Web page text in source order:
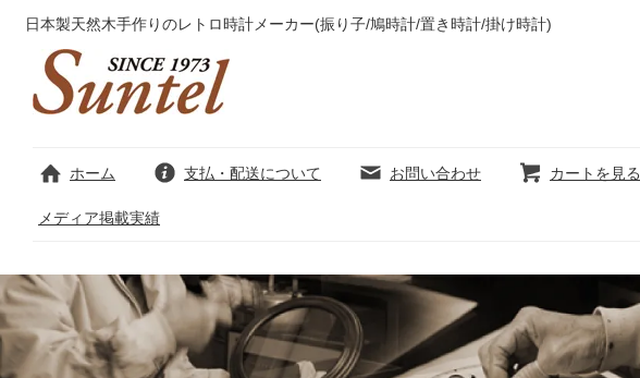
日本製天然木手作りのレトロ時計メーカー(振り子/鳩時計/置き時計/掛け時計)
ホーム 支払・配送について お問い合わせ カートを見る
メディア掲載実績